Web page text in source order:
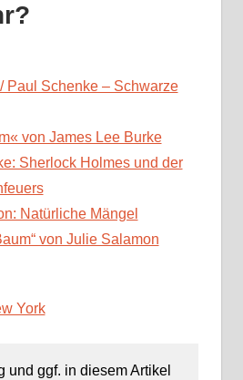
Paul Schenke – Schwarze
von James Lee Burke
Sherlock Holmes und der
Natürliche Mängel
von Julie Salamon
und ggf. in diesem Artikel